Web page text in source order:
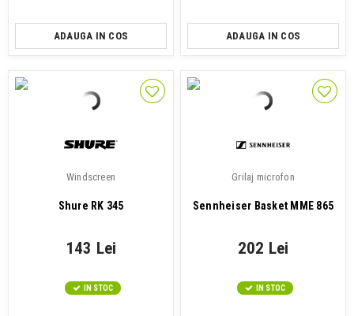
ADAUGA IN COS ADAUGA IN COS
Windscreen
Shure RK 345
143 Lei
IN STOC
Grilaj microfon
Sennheiser Basket MME 865
202 Lei
IN STOC